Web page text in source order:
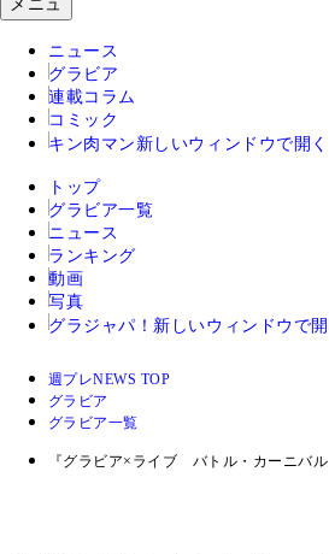
ニュース
グラビア
連載コラム
コミック
キン肉マン 新しいウィンドウで開く
トップ
グラビア一覧
ニュース
ランキング
動画
写真
グラジャパ！ 新しいウィンドウで開
週プレNEWS TOP
グラビア
グラビア一覧
『グラビア×ライブ バトル・カーニ